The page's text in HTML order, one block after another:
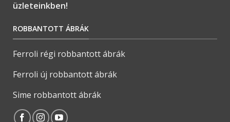
üzleteinkben!
ROBBANTOTT ÁBRÁK
Ferroli régi robbantott ábrák
Ferroli új robbantott ábrák
Sime robbantott ábrák